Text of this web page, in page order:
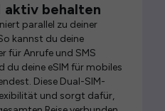
aktiv behalten
parallel zu deiner
kannst du deine
für Anrufe und SMS
du deine eSIM für mobiles
Diese Dual-SIM-
und sorgt dafür,